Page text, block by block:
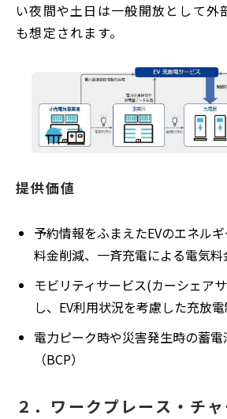
い夜間や土日は一般開放として外
も想定されます。
提供価値
予約情報をふまえたEVのエネル
料金削減、一斉充電による電気
モビリティサービス(カーシェア
し、EV利用状況を考慮した充放
電力ピーク時や災害発生時の蓄
（BCP）
２．ワークプレース・チ